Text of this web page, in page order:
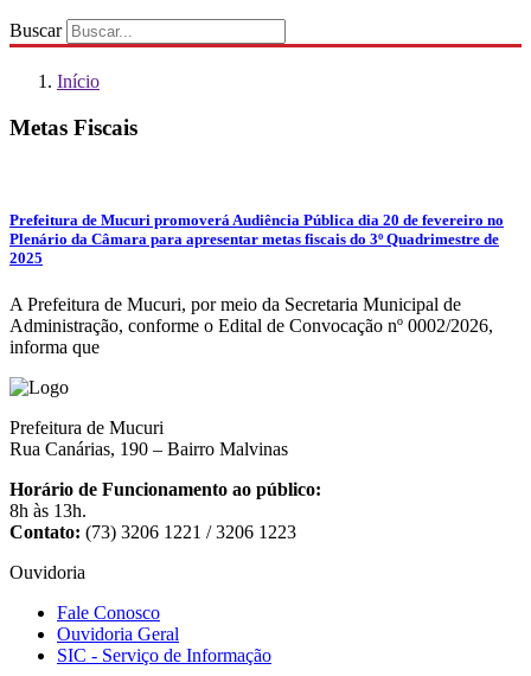
Buscar
Início
Metas Fiscais
Prefeitura de Mucuri promoverá Audiência Pública dia 20 de fevereiro no
Plenário da Câmara para apresentar metas fiscais do 3º Quadrimestre de
2025
A Prefeitura de Mucuri, por meio da Secretaria Municipal de
Administração, conforme o Edital de Convocação nº 0002/2026,
informa que
Prefeitura de Mucuri
Rua Canárias, 190 – Bairro Malvinas
Horário de Funcionamento ao público:
8h às 13h.
Contato: (73) 3206 1221 / 3206 1223
Ouvidoria
Fale Conosco
Ouvidoria Geral
SIC - Serviço de Informação